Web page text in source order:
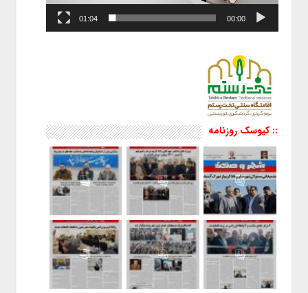
00:00
01:04
:: کیوسک روزنامه